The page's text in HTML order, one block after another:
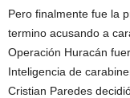
Pero finalmente fue la
termino acusando a
Operación Huracán
Inteligencia de
Cristian Paredes